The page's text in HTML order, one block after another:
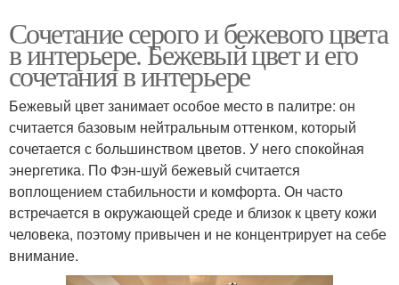
Сочетание серого и бежевого цвета
в интерьере. Бежевый цвет и его
сочетания в интерьере
Бежевый цвет занимает особое место в палитре: он
считается базовым нейтральным оттенком, который
сочетается с большинством цветов. У него спокойная
энергетика. По Фэн-шуй бежевый считается
воплощением стабильности и комфорта. Он часто
встречается в окружающей среде и близок к цвету кожи
человека, поэтому привычен и не концентрирует на себе
внимание.